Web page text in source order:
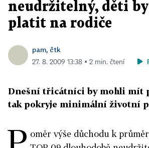
neudržitelný, děti
platit na rodiče
pam, čtk
27. 8. 2009 13:38 ▪ 2 min. čtení
Dnešní třicátníci by mohli mít
tak pokryje minimální životní
oměr výše důchodu k